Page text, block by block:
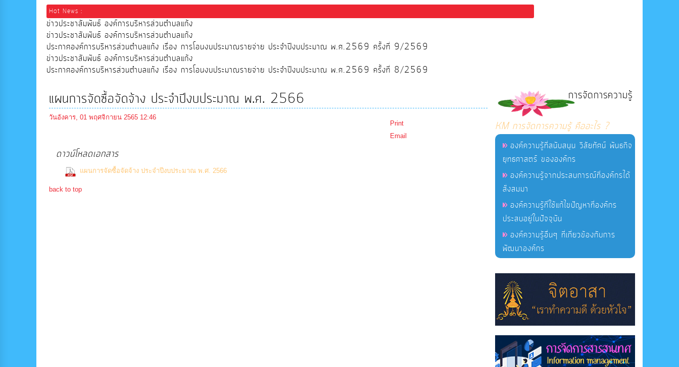
Hot News :
ข่าวประชาสัมพันธ์ องค์การบริหารส่วนตำบลแก้ง
ข่าวประชาสัมพันธ์ องค์การบริหารส่วนตำบลแก้ง
ประกาศองค์การบริหารส่วนตำบลแก้ง เรื่อง การโอนงบประมาณรายจ่าย ประจำปีงบประมาณ พ.ศ.2569 ครั้งที่ 9/2569
ข่าวประชาสัมพันธ์ องค์การบริหารส่วนตำบลแก้ง
ประกาศองค์การบริหารส่วนตำบลแก้ง เรื่อง การโอนงบประมาณรายจ่าย ประจำปีงบประมาณ พ.ศ.2569 ครั้งที่ 8/2569
แผนการจัดซื้อจัดจ้าง ประจำปีงบประมาณ พ.ศ. 2566
วันอังคาร, 01 พฤศจิกายน 2565 12:46
Print
Email
ดาวน์โหลดเอกสาร
แผนการจัดซื้อจัดจ้าง ประจำปีงบประมาณ พ.ศ. 2566
back to top
การจัดการความรู้
KM การจัดการความรู้ คืออะไร ?
องค์ความรู้ที่สนับสนุน วิสัยทัศน์ พันธกิจ
ยุทธศาสตร์ ขององค์กร
องค์ความรู้จากประสบการณ์ที่องค์กรได้
สั่งสมมา
องค์ความรู้ที่ใช้แก้ไขปัญหาที่องค์กร
ประสบอยู่ในปัจจุบัน
องค์ความรู้อื่นๆ ที่เกี่ยวข้องกับการ
พัฒนาองค์กร